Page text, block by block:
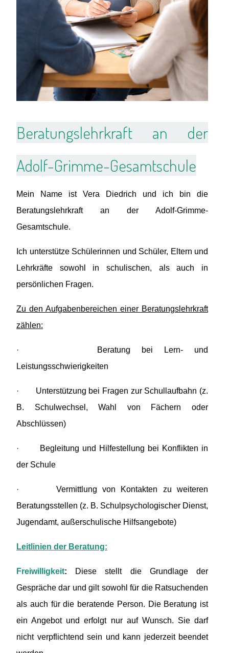
Beratungslehrkraft an der
Adolf-Grimme-Gesamtschule
Mein Name ist Vera Diedrich und ich bin die
Beratungslehrkraft an der Adolf-Grimme-
Gesamtschule.
Ich unterstütze Schülerinnen und Schüler, Eltern und
Lehrkräfte sowohl in schulischen, als auch in
persönlichen Fragen.
Zu den Aufgabenbereichen einer Beratungslehrkraft
zählen:
· Beratung bei Lern- und
Leistungsschwierigkeiten
· Unterstützung bei Fragen zur Schullaufbahn (z.
B. Schulwechsel, Wahl von Fächern oder
Abschlüssen)
· Begleitung und Hilfestellung bei Konflikten in
der Schule
· Vermittlung von Kontakten zu weiteren
Beratungsstellen (z. B. Schulpsychologischer Dienst,
Jugendamt, außerschulische Hilfsangebote)
Leitlinien der Beratung:
Freiwilligkeit: Diese stellt die Grundlage der
Gespräche dar und gilt sowohl für die Ratsuchenden
als auch für die beratende Person. Die Beratung ist
ein Angebot und erfolgt nur auf Wunsch. Sie darf
nicht verpflichtend sein und kann jederzeit beendet